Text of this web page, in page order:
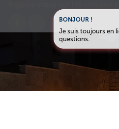
BONJOUR !
Je suis toujours en
questions.